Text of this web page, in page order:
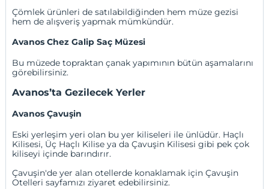
Çömlek ürünleri de satılabildiğinden hem müze gezisi
hem de alışveriş yapmak mümkündür.
Avanos Chez Galip Saç Müzesi
Bu müzede topraktan çanak yapımının bütün aşamalarını
görebilirsiniz.
Avanos’ta Gezilecek Yerler
Avanos Çavuşin
Eski yerleşim yeri olan bu yer kiliseleri ile ünlüdür. Haçlı
Kilisesi, Üç Haçlı Kilise ya da Çavuşin Kilisesi gibi pek çok
kiliseyi içinde barındırır.
Çavuşin'de yer alan otellerde konaklamak içinÇavuşin
Otelleri sayfamızı ziyaret edebilirsiniz.